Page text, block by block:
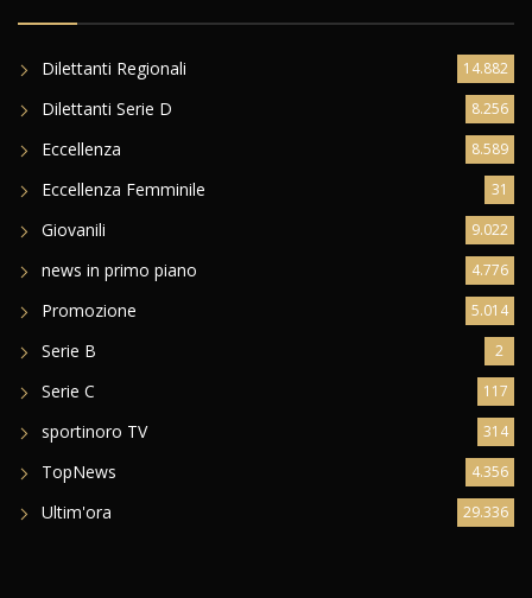
Dilettanti Regionali 14.882
Dilettanti Serie D 8.256
Eccellenza 8.589
Eccellenza Femminile 31
Giovanili 9.022
news in primo piano 4.776
Promozione 5.014
Serie B 2
Serie C 117
sportinoro TV 314
TopNews 4.356
Ultim'ora 29.336